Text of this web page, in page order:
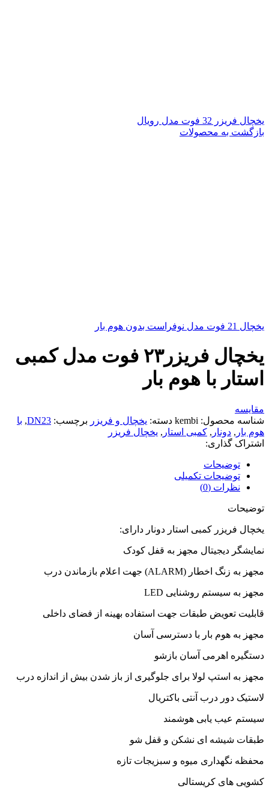
یخچال فریزر 32 فوت مدل رویال
بازگشت به محصولات
یخچال 21 فوت مدل نوفراست بدون هوم بار
یخچال فریزر۲۳ فوت مدل کمبی
استار با هوم بار
مقايسه
شناسه محصول: kembi دسته: یخچال و فریزر برچسب: DN23
, با
هوم بار , دونار , کمبی استار , یخچال فریزر
اشتراک گذاری:
توضیحات
توضیحات تکمیلی
نظرات (0)
توضیحات
یخچال فریزر کمبی استار دونار دارای:
نمایشگر دیجیتال مجهز به قفل کودک
مجهز به زنگ اخطار (ALARM) جهت اعلام بازماندن درب
مجهز به سیستم روشنایی LED
قابلیت تعویض طبقات جهت استفاده بهینه از فضای داخلی
مجهز به هوم بار با دسترسی آسان
دستگیره اهرمی آسان بازشو
مجهز به استپ لولا برای جلوگیری از باز شدن بیش از اندازه درب
لاستیک دور درب آنتی باکتریال
سیستم عیب یابی هوشمند
طبقات شیشه ای نشکن و قفل شو
محفظه نگهداری میوه و سبزیجات تازه
کشویی های کریستالی